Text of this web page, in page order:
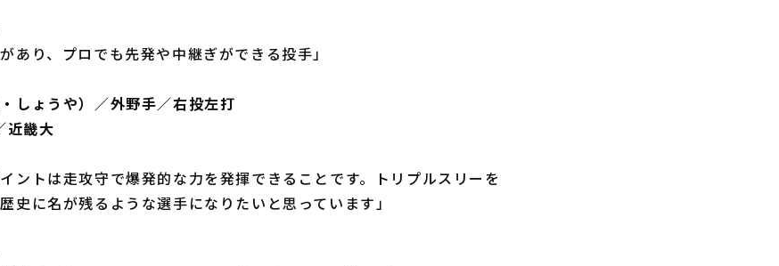
あり、プロでも先発や中継ぎができる投手」
しょうや）／外野手／右投左打
近畿大
ントは走攻守で爆発的な力を発揮できることです。トリプルスリーを
史に名が残るような選手になりたいと思っています」